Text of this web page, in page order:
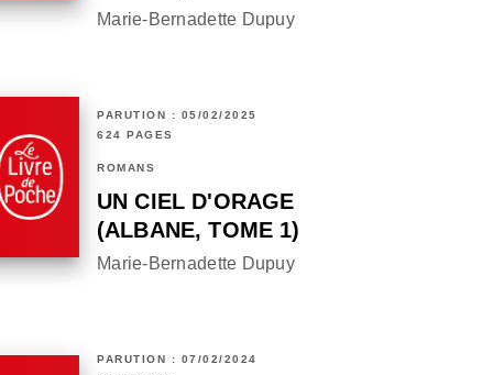
Marie-Bernadette Dupuy
PARUTION : 05/02/2025
624 PAGES
ROMANS
UN CIEL D'ORAGE
(ALBANE, TOME 1)
Marie-Bernadette Dupuy
PARUTION : 07/02/2024